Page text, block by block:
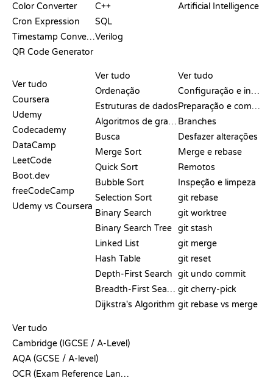
Color Converter
Cron Expression
Timestamp Converter
QR Code Generator
C++
SQL
Verilog
Artificial Intelligence
Ver tudo
Coursera
Udemy
Codecademy
DataCamp
LeetCode
Boot.dev
freeCodeCamp
Udemy vs Coursera
Ver tudo
Ordenação
Estruturas de dados
Algoritmos de grafos
Busca
Merge Sort
Quick Sort
Bubble Sort
Selection Sort
Binary Search
Binary Search Tree
Linked List
Hash Table
Depth-First Search
Breadth-First Search
Dijkstra's Algorithm
Ver tudo
Configuração e início
Preparação e commit
Branches
Desfazer alterações
Merge e rebase
Remotos
Inspeção e limpeza
git rebase
git worktree
git stash
git merge
git reset
git undo commit
git cherry-pick
git rebase vs merge
Ver tudo
Cambridge (IGCSE / A-Level)
AQA (GCSE / A-level)
OCR (Exam Reference Language)